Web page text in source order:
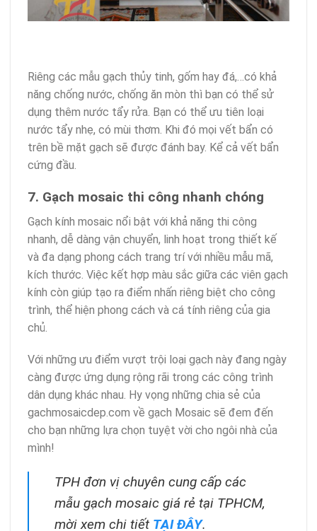
Riêng các mẫu gạch thủy tinh, gốm hay đá,…có khả
năng chống nước, chống ăn mòn thì bạn có thể sử
dụng thêm nước tẩy rửa. Bạn có thể ưu tiên loại
nước tẩy nhẹ, có mùi thơm. Khi đó mọi vết bẩn có
trên bề mặt gạch sẽ được đánh bay. Kể cả vết bẩn
cứng đầu.
7. Gạch mosaic thi công nhanh chóng
Gạch kính mosaic nổi bật với khả năng thi công
nhanh, dễ dàng vận chuyển, linh hoạt trong thiết kế
và đa dạng phong cách trang trí với nhiều mẫu mã,
kích thước. Việc kết hợp màu sắc giữa các viên gạch
kính còn giúp tạo ra điểm nhấn riêng biệt cho công
trình, thể hiện phong cách và cá tính riêng của gia
chủ.
Với những ưu điểm vượt trội loại gạch này đang ngày
càng được ứng dụng rộng rãi trong các công trình
dân dụng khác nhau. Hy vọng những chia sẻ của
gachmosaicdep.com về gạch Mosaic sẽ đem đến
cho bạn những lựa chọn tuyệt vời cho ngôi nhà của
mình!
TPH đơn vị chuyên cung cấp các
mẫu gạch mosaic giá rẻ tại TPHCM,
mời xem chi tiết TẠI ĐÂY.